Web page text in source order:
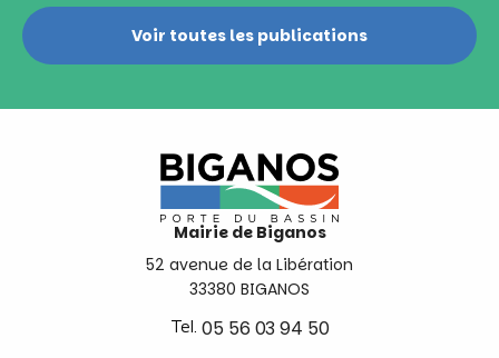
Voir toutes les publications
Mairie de Biganos
52 avenue de la Libération
33380 BIGANOS
Tel. 05 56 03 94 50